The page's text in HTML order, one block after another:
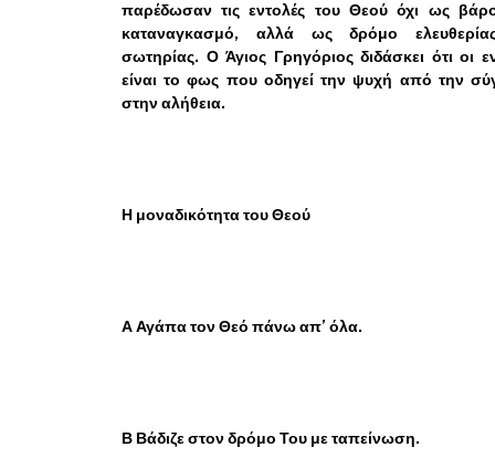
παρέδωσαν τις εντολές του Θεού όχι ως
καταναγκασμό, αλλά ως δρόμο
σωτηρίας. Ο Άγιος Γρηγόριος διδάσκει ότι οι
είναι το φως που οδηγεί την ψυχή από την
στην αλήθεια.
Η μοναδικότητα του Θεού
Α Αγάπα τον Θεό πάνω απ’ όλα.
Β Βάδιζε στον δρόμο Του με ταπείνωση.